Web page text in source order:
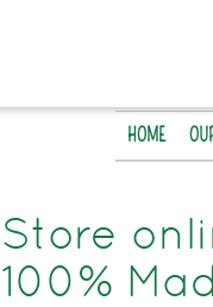
HOME
Store
100%